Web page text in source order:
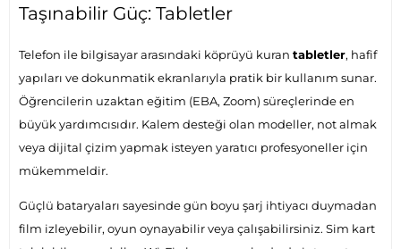
Taşınabilir Güç: Tabletler
Telefon ile bilgisayar arasındaki köprüyü kuran tabletler, hafif
yapıları ve dokunmatik ekranlarıyla pratik bir kullanım sunar.
Öğrencilerin uzaktan eğitim (EBA, Zoom) süreçlerinde en
büyük yardımcısıdır. Kalem desteği olan modeller, not almak
veya dijital çizim yapmak isteyen yaratıcı profesyoneller için
mükemmeldir.
Güçlü bataryaları sayesinde gün boyu şarj ihtiyacı duymadan
film izleyebilir, oyun oynayabilir veya çalışabilirsiniz. Sim kart